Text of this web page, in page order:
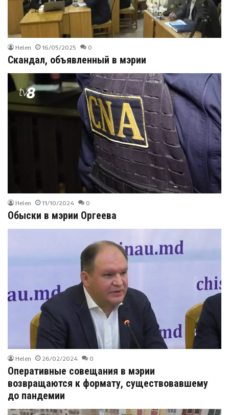
Helen 16/05/2025 0
Скандал, объявленный в мэрии
Helen 11/10/2024 0
Обыски в мэрии Оргеева
Helen 26/02/2024 0
Оперативные совещания в мэрии
возвращаются к формату, существовавшему
до пандемии